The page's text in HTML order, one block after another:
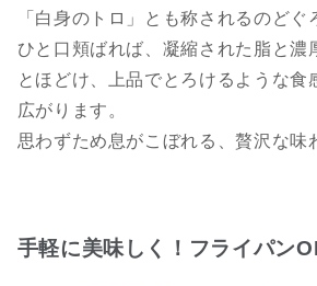
「白身のトロ」とも称されるのどぐ
ひと口頬ばれば、凝縮された脂と濃
とほどけ、上品でとろけるような食
広がります。
思わずため息がこぼれる、贅沢な味
手軽に美味しく！フライパン